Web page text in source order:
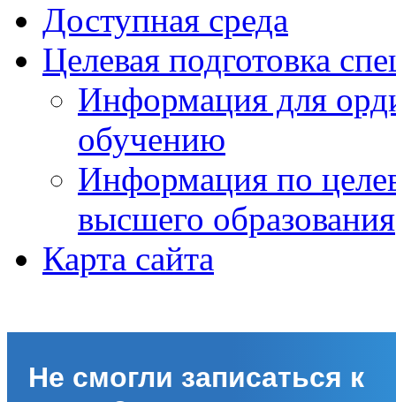
Доступная среда
Целевая подготовка
Информация для
обучению
Информация по
высшего образования
Карта сайта
Не смогли записаться к